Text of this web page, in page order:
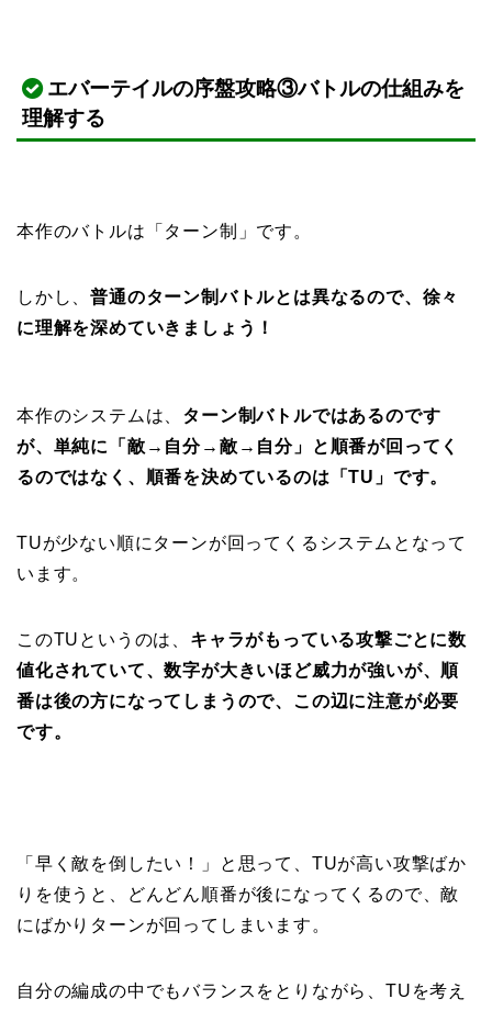
エバーテイルの序盤攻略③バトルの仕組みを
理解する
本作のバトルは「ターン制」です。
しかし、普通のターン制バトルとは異なるので、徐々
に理解を深めていきましょう！
本作のシステムは、 ターン制バトルではあるのです
が、単純に「敵→自分→敵→自分」と順番が回ってく
るのではなく、順番を決めているのは「TU」です。
TUが少ない順にターンが回ってくるシステムとなって
います。
このTUというのは、 キャラがもっている攻撃ごとに数
値化されていて、数字が大きいほど威力が強いが、順
番は後の方になってしまうので、この辺に注意が必要
です。
「早く敵を倒したい！」と思って、TUが高い攻撃ばか
りを使うと、どんどん順番が後になってくるので、敵
にばかりターンが回ってしまいます。
自分の編成の中でもバランスをとりながら、TUを考え